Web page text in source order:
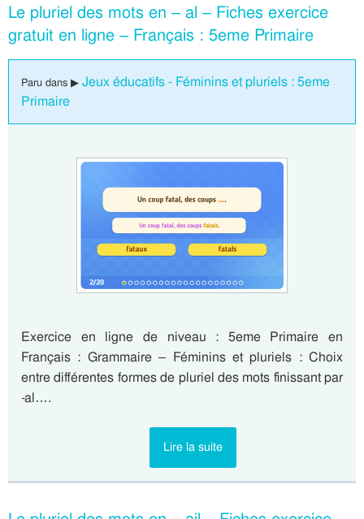
Le pluriel des mots en – al – Fiches exercice
gratuit en ligne – Français : 5eme Primaire
Paru dans ▶ Jeux éducatifs - Féminins et pluriels : 5eme
Primaire
Exercice en ligne de niveau : 5eme Primaire en
Français : Grammaire – Féminins et pluriels : Choix
entre différentes formes de pluriel des mots finissant par
-al….
Lire la suite